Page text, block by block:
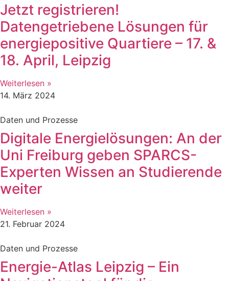
Jetzt registrieren!
Datengetriebene Lösungen für
energiepositive Quartiere – 17. &
18. April, Leipzig
Weiterlesen »
14. März 2024
Daten und Prozesse
Digitale Energielösungen: An der
Uni Freiburg geben SPARCS-
Experten Wissen an Studierende
weiter
Weiterlesen »
21. Februar 2024
Daten und Prozesse
Energie-Atlas Leipzig – Ein